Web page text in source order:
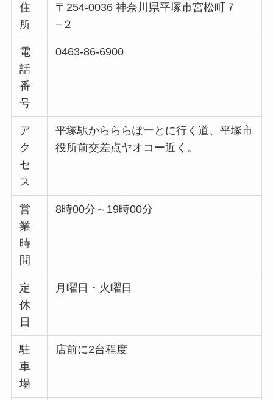
住
所
〒254-0036 神奈川県平塚市宮松町７
−２
電
話
番
号
0463-86-6900
ア
ク
セ
ス
平塚駅からららぽーとに行く道、平塚市
役所前交差点ヤオコー近く。
営
業
時
間
8時00分～19時00分
定
休
日
月曜日・火曜日
駐
車
場
店前に2台程度